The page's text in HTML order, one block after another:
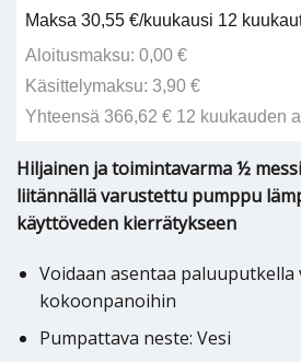
Maksa 30,55 €/kuukausi 12
Aloitusmaksu: 0,00 €
Käsittelymaksu: 3,90 €
Yhteensä 366,62 € 12 kuukauden
Hiljainen ja toimintavarma ½
liitännällä varustettu pumppu
käyttöveden kierrätykseen
Voidaan asentaa
kokoonpanoihin
Pumpattava neste: Vesi